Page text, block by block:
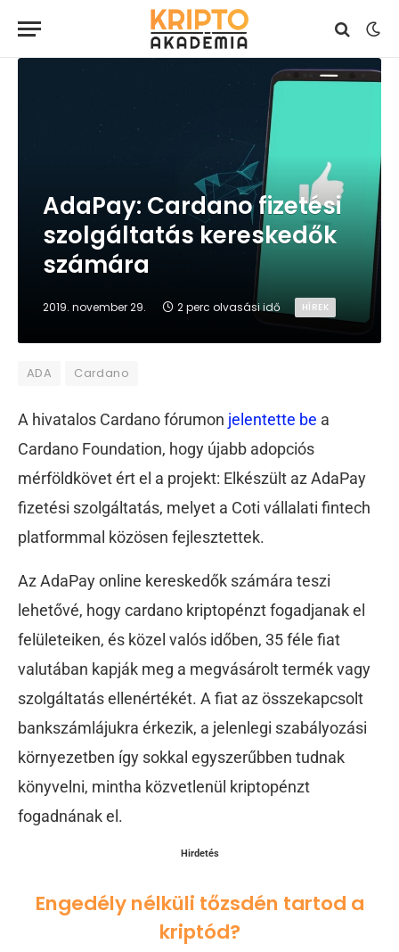
AdaPay: Cardano fizetési
szolgáltatás kereskedők
számára
2019. november 29. 2 perc olvasási idő HÍREK
ADA Cardano
A hivatalos Cardano fórumon jelentette be a
Cardano Foundation, hogy újabb adopciós
mérföldkövet ért el a projekt: Elkészült az AdaPay
fizetési szolgáltatás, melyet a Coti vállalati fintech
platformmal közösen fejlesztettek.
Az AdaPay online kereskedők számára teszi
lehetővé, hogy cardano kriptopénzt fogadjanak el
felületeiken, és közel valós időben, 35 féle fiat
valutában kapják meg a megvásárolt termék vagy
szolgáltatás ellenértékét. A fiat az összekapcsolt
bankszámlájukra érkezik, a jelenlegi szabályozási
környezetben így sokkal egyszerűbben tudnak
könyvelni, mintha közvetlenül kriptopénzt
fogadnának el.
Hirdetés
Engedély nélküli tőzsdén tartod a
kriptód?